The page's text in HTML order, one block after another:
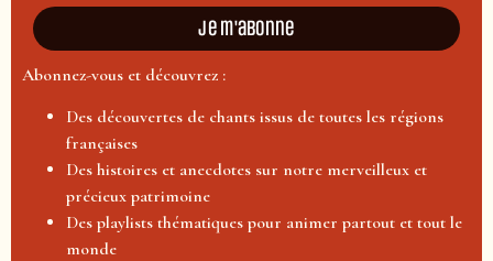
Je m'abonne
Abonnez-vous et découvrez :
Des découvertes de chants issus de toutes les régions
françaises
Des histoires et anecdotes sur notre merveilleux et
précieux patrimoine
Des playlists thématiques pour animer partout et tout le
monde